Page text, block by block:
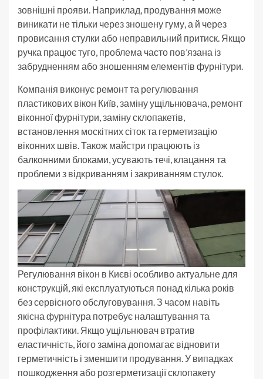
зовнішні прояви. Наприклад, продування може
виникати не тільки через зношену гуму, а й через
провисання стулки або неправильний притиск. Якщо
ручка працює туго, проблема часто пов’язана із
забрудненням або зношенням елементів фурнітури.
Компанія виконує ремонт та регулювання
пластикових вікон Київ, заміну ущільнювача, ремонт
віконної фурнітури, заміну склопакетів,
встановлення москітних сіток та герметизацію
віконних швів. Також майстри працюють із
балконними блоками, усувають течі, клацання та
проблеми з відкриванням і закриванням стулок.
Регулювання вікон в Києві особливо актуальне для
конструкцій, які експлуатуються понад кілька років
без сервісного обслуговування. З часом навіть
якісна фурнітура потребує налаштування та
профілактики. Якщо ущільнювач втратив
еластичність, його заміна допомагає відновити
герметичність і зменшити продування. У випадках
пошкодження або розгерметизації склопакету